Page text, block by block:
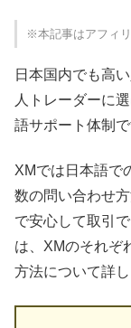
※本記事はアフィ
日本国内でも高
人トレーダーに
語サポート体制で
XMでは日本語で
数の問い合わせ
で安心して取引
は、XMのそれぞ
方法について詳